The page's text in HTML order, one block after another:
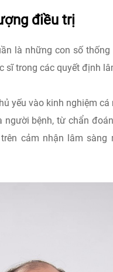
điều trị
là những con số thống
sĩ trong các quyết định
yếu vào kinh nghiệm
bệnh, từ chẩn
cảm nhận lâm sàng